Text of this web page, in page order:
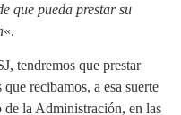
que pueda prestar su
«.
tendremos que prestar
recibamos, a esa suerte
de la Administración, en las